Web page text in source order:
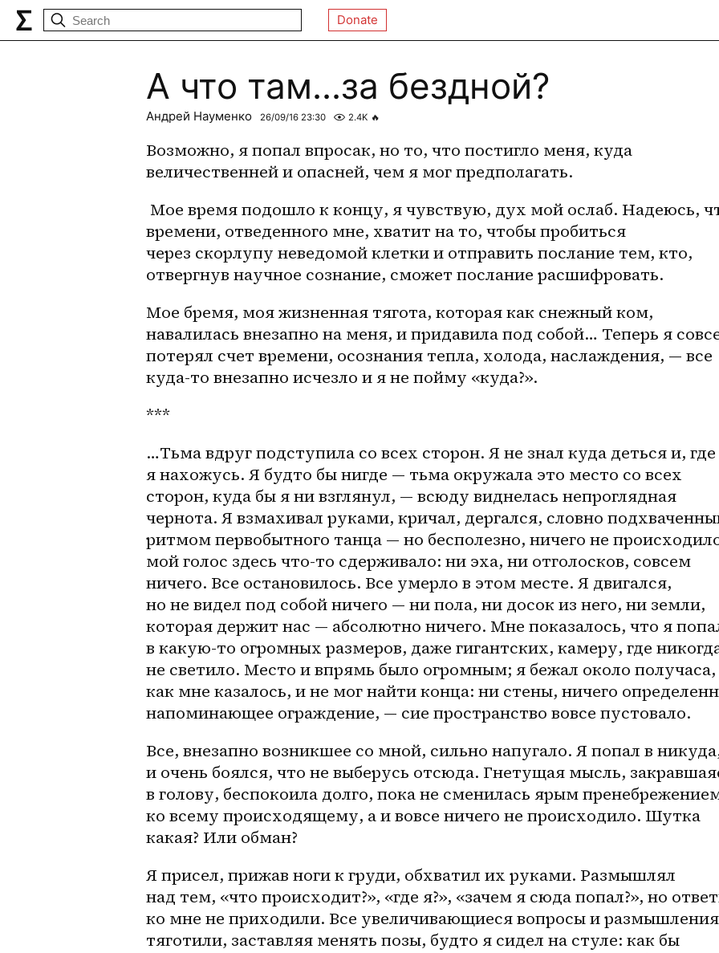
Donate
А что там…за бездной?
Андрей Науменко 26/09/16 23:30 2.4K 🔥
Возможно, я попал впросак, но то, что постигло меня, куда
величественней и опасней, чем я мог предполагать.
времени, отведенного мне, хватит на то, чтобы пробиться
через скорлупу неведомой клетки и отправить послание тем, кто,
отвергнув научное сознание, сможет послание расшифровать.
Мое бремя, моя жизненная тягота, которая как снежный ком,
навалилась внезапно на меня, и придавила под собой… Теперь я
потерял счет времени, осознания тепла, холода, наслаждения, — все
куда-то внезапно исчезло и я не пойму «куда?».
***
…Тьма вдруг подступила со всех сторон. Я не знал куда деться и, где
я нахожусь. Я будто бы нигде — тьма окружала это место со всех
сторон, куда бы я ни взглянул, — всюду виднелась непроглядная
чернота. Я взмахивал руками, кричал, дергался, словно
ритмом первобытного танца — но бесполезно, ничего не
мой голос здесь что-то сдерживало: ни эха, ни отголосков, совсем
ничего. Все остановилось. Все умерло в этом месте. Я двигался,
но не видел под собой ничего — ни пола, ни досок из него, ни земли,
которая держит нас — абсолютно ничего. Мне показалось, что я
в какую-то огромных размеров, даже гигантских, камеру, где
не светило. Место и впрямь было огромным; я бежал около получаса,
как мне казалось, и не мог найти конца: ни стены, ничего
напоминающее ограждение, — сие пространство вовсе пустовало.
Все, внезапно возникшее со мной, сильно напугало. Я попал в
и очень боялся, что не выберусь отсюда. Гнетущая мысль,
в голову, беспокоила долго, пока не сменилась ярым
ко всему происходящему, а и вовсе ничего не происходило. Шутка
какая? Или обман?
Я присел, прижав ноги к груди, обхватил их руками. Размышлял
над тем, «что происходит?», «где я?», «зачем я сюда попал?», но
ко мне не приходили. Все увеличивающиеся вопросы и размышления
тяготили, заставляя менять позы, будто я сидел на стуле: как бы